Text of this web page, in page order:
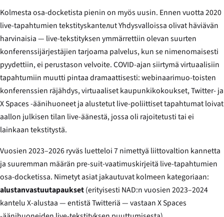
Kolmesta osa-docketista pienin on myös uusin. Ennen vuotta 2020
live-tapahtumien tekstityskantелut Yhdysvalloissa olivat häviävän
harvinaisia — live-tekstityksen ymmärrettiin olevan suurten
konferenssijärjestäjien tarjoama palvelus, kun se nimenomaisesti
pyydettiin, ei perustason velvoite. COVID-ajan siirtymä virtuaalisiin
tapahtumiin muutti pintaa dramaattisesti: webinaarimuo-toisten
konferenssien räjähdys, virtuaaliset kaupunkikokoukset, Twitter- ja
X Spaces -äänihuoneet ja alustetut live-poliittiset tapahtumat loivat
aallon julkisen tilan live-äänestä, jossa oli rajoitetusti tai ei
lainkaan tekstitystä.
Vuosien 2023–2026 ryväs luetteloi 7 nimettyä liittovaltion kannetta
ja suuremman määrän pre-suit-vaatimuskirjeitä live-tapahtumien
osa-docketissa. Nimetyt asiat jakautuvat kolmeen kategoriaan:
alustanvastuutapaukset(erityisesti NAD:n vuosien 2023–2024
kantelu X-alustaa — entistä Twitteriä — vastaan X Spaces